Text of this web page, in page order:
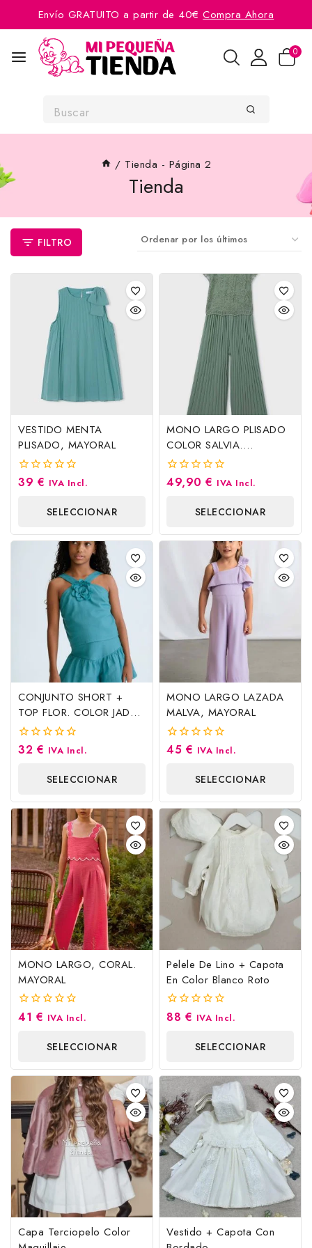
Envío GRATUITO a partir de 40€Compra Ahora
0
/ Tienda - Página 2
Tienda
FILTRO
VESTIDO MENTA
PLISADO, MAYORAL
0
39 € IVA Incl.
SELECCIONAR
OPCIONES
MONO LARGO PLISADO
COLOR SALVIA.
MAYORAL
0
fuera
49,90 € IVA Incl.
SELECCIONAR
OPCIONES
CONJUNTO SHORT +
TOP FLOR. COLOR JADE.
MAYORAL
0
32 € IVA Incl.
SELECCIONAR
OPCIONES
MONO LARGO LAZADA
MALVA, MAYORAL
0
45 € IVA Incl.
SELECCIONAR
OPCIONES
MONO LARGO, CORAL.
MAYORAL
0
41 € IVA Incl.
SELECCIONAR
OPCIONES
Pelele De Lino + Capota
En Color Blanco Roto
0
88 € IVA Incl.
SELECCIONAR
OPCIONES
Capa Terciopelo Color
Vestido + Capota Con